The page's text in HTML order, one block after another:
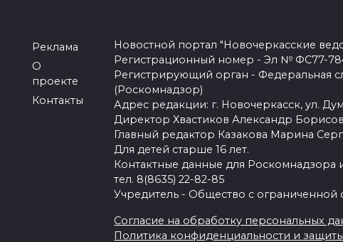
Реклама
О
проекте
Контакты
Новостной портал "Новочеркасские
Регистрационный номер - Эл № ФС77-
Регистрирующий орган - Федеральная
(Роскомнадзор)
Адрес редакции: г. Новочеркасск, ул.
Директор Хвастиков Александр
Главный редактор Казакова Марина
Для детей старше 16 лет.
Контактные данные для Роскомнадзора
тел. 8(8635) 22-82-85
Учредитель - Общество с ограниченной
Согласие на обработку персональных
Политика конфиденциальности и